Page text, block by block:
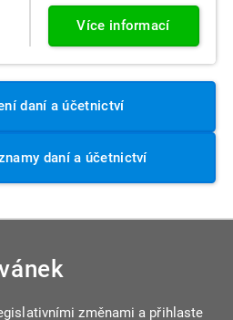
Více informací
daní a účetnictví
daní a účetnictví
změnami a přihlaste